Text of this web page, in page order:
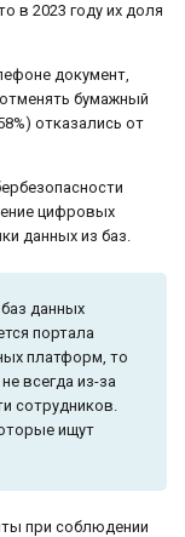
в 2023 году их доля
документ,
бумажный
отказались от
цифровых
данных из баз.
данных
портала
платформ, то
всегда из-за
сотрудников.
ищут
при соблюдении